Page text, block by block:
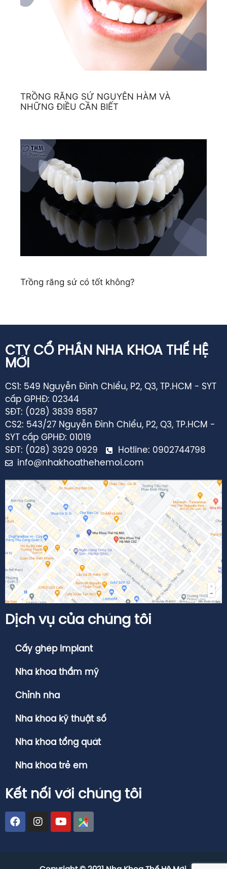
TRỒNG RĂNG SỨ NGUYÊN HÀM VÀ
NHỮNG ĐIỀU CẦN BIẾT
Trồng răng sứ có tốt không?
CTY CỔ PHẦN NHA KHOA THẾ HỆ
MỚI
CS1: 549 Nguyễn Đình Chiểu, P2, Q3, TP.HCM - SYT
cấp GPHĐ: 02344
SĐT: (028) 3839 8587
CS2: 543/27 Nguyễn Đình Chiểu, P2, Q3, TP.HCM -
SYT cấp GPHĐ: 01019
SĐT: (028) 3929 0929
Hotline: 0902744798
info@nhakhoathehemoi.com
Dịch vụ của chúng tôi
Cấy ghép Implant
Nha khoa thẩm mỹ
Chỉnh nha
Nha khoa kỹ thuật số
Nha khoa tổng quát
Nha khoa trẻ em
Kết nối với chúng tôi